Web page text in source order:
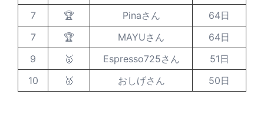
7
🏆 Pinaさん
64日
7
🏆 MAYUさん
64日
9
🥇 Espresso725さん
51日
10
🥇 おしげさん 50日